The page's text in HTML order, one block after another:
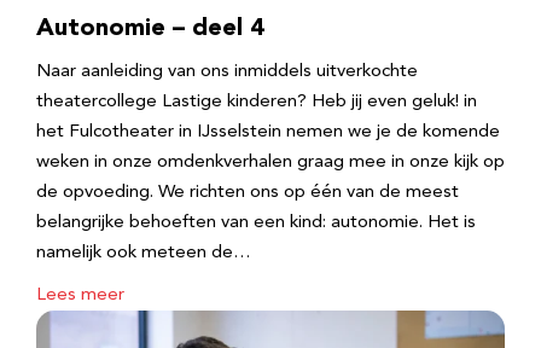
Autonomie – deel 4
Naar aanleiding van ons inmiddels uitverkochte
theatercollege Lastige kinderen? Heb jij even geluk! in
het Fulcotheater in IJsselstein nemen we je de komende
weken in onze omdenkverhalen graag mee in onze kijk op
de opvoeding. We richten ons op één van de meest
belangrijke behoeften van een kind: autonomie. Het is
namelijk ook meteen de…
Lees meer